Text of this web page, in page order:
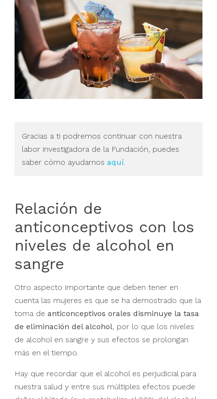
Gracias a ti podremos continuar con nuestra
labor investigadora de la Fundación, puedes
saber cómo ayudarnos aquí.
Relación de
anticonceptivos con los
niveles de alcohol en
sangre
Otro aspecto importante que deben tener en
cuenta las mujeres es que se ha demostrado que la
toma de anticonceptivos orales disminuye la tasa
de eliminación del alcohol, por lo que los niveles
de alcohol en sangre y sus efectos se prolongan
más en el tiempo.
Hay que recordar que el alcohol es perjudicial para
nuestra salud y entre sus múltiples efectos puede